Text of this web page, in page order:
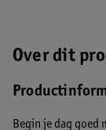
Over dit
Begin je dag goed